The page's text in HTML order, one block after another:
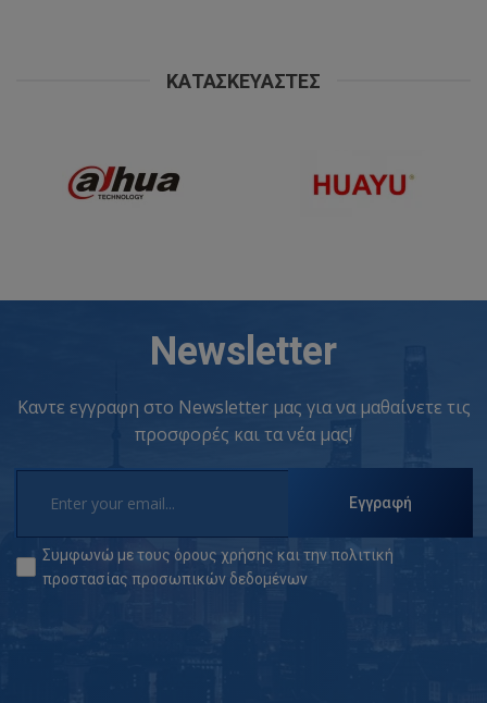
ΚΑΤΑΣΚΕΥΑΣΤΈΣ
Newsletter
Καντε εγγραφη στο Newsletter μας για να μαθαίνετε τις
προσφορές και τα νέα μας!
Εγγραφή
Συμφωνώ με τους όρους χρήσης και τηνπολιτική
προστασίας προσωπικών δεδομένων